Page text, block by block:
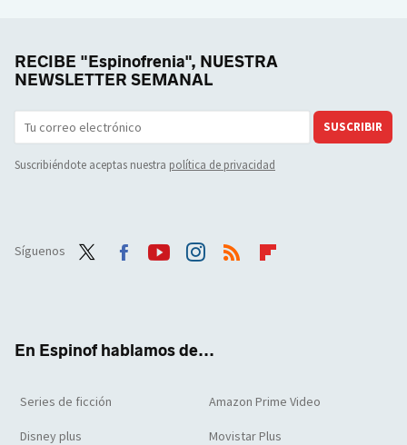
RECIBE "Espinofrenia", NUESTRA
NEWSLETTER SEMANAL
SUSCRIBIR
Suscribiéndote aceptas nuestra política de privacidad
Síguenos
En Espinof hablamos de...
Series de ficción Amazon Prime Video
Disney plus Movistar Plus